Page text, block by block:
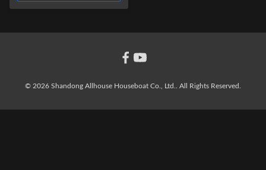
© 2026 Shandong Allhouse Houseboat Co., Ltd.. All Rights Reserved.